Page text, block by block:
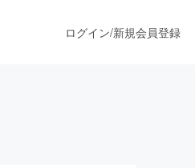
ログイン/新規会員登録